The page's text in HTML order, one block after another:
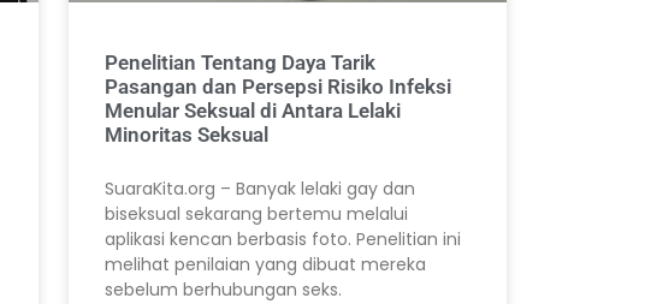
Penelitian Tentang Daya Tarik
Pasangan dan Persepsi Risiko Infeksi
Menular Seksual di Antara Lelaki
Minoritas Seksual
SuaraKita.org – Banyak lelaki gay dan
biseksual sekarang bertemu melalui
aplikasi kencan berbasis foto. Penelitian ini
melihat penilaian yang dibuat mereka
sebelum berhubungan seks.